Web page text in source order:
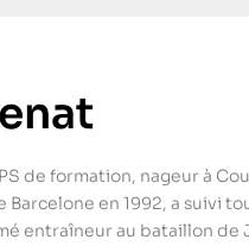
de formation, nageur à
en 1992, a suivi
entraîneur au bataillon